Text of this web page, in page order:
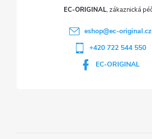
EC-ORIGINAL
eshop@ec-original.cz
+420 722 544 550
EC-ORIGINAL